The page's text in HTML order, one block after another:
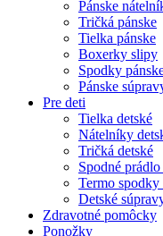
Pánske
Tričká pánske
Tielka pánske
Boxerky slipy
Spodky
Pánske
Pre deti
Tielka detské
Nátelníky
Tričká detské
Spodné
Termo spodky
Detské
Zdravotné pomôcky
Ponožky